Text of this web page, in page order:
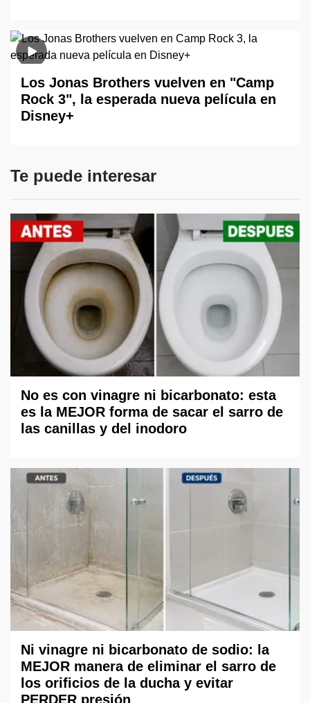
Los Jonas Brothers vuelven en "Camp
Rock 3", la esperada nueva película en
Disney+
Te puede interesar
No es con vinagre ni bicarbonato: esta
es la MEJOR forma de sacar el sarro de
las canillas y del inodoro
Ni vinagre ni bicarbonato de sodio: la
MEJOR manera de eliminar el sarro de
los orificios de la ducha y evitar
PERDER presión